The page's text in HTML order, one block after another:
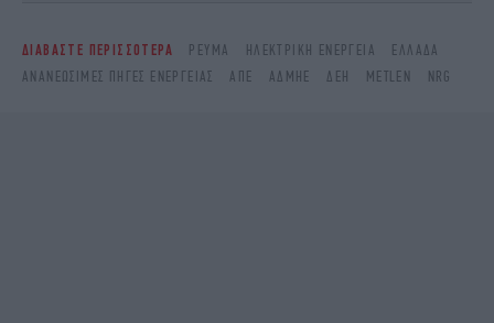
ΔΙΑΒΑΣΤΕ ΠΕΡΙΣΣΟΤΕΡΑ ΡΕΎΜΑ ΗΛΕΚΤΡΙΚΉ ΕΝΈΡΓΕΙΑ
ΕΛΛΆΔΑ
ΑΝΑΝΕΏΣΙΜΕΣ ΠΗΓΈΣ ΕΝΈΡΓΕΙΑΣ
ΑΠΕ ΑΔΜΗΕ ΔΕΗ METLEN NRG